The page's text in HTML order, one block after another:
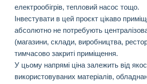
електрообігрів, тепловий насос тощо.
Інвестувати в цей проєкт цікаво
абсолютно не потребують
(магазини, склади, виробництва,
тимчасово закриті приміщення.
У цьому напрямі ціна залежить від
використовуваних матеріалів,